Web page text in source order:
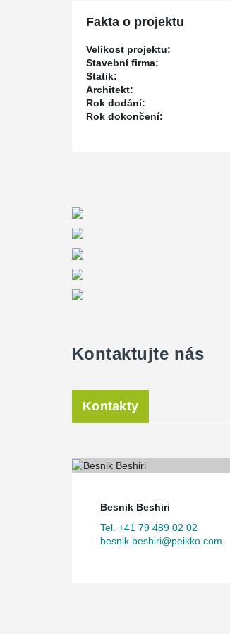
Fakta o projektu
Velikost projektu:
Stavební firma:
Statik:
Architekt:
Rok dodání:
Rok dokončení:
Kontaktujte nás
Kontakty
Besnik Beshiri
Tel. +41 79 489 02 02
besnik.beshiri@peikko.com